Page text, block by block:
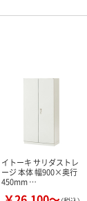
イトーキ サリダストレ
ージ 本体 幅900×奥行
450mm …